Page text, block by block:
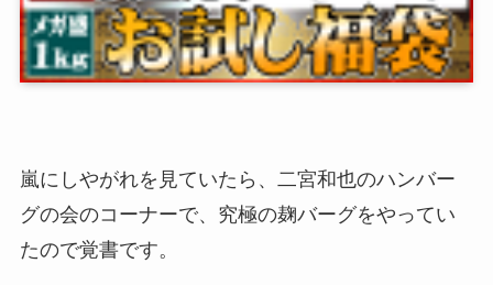
嵐にしやがれを見ていたら、二宮和也のハンバー
グの会のコーナーで、究極の麹バーグをやってい
たので覚書です。